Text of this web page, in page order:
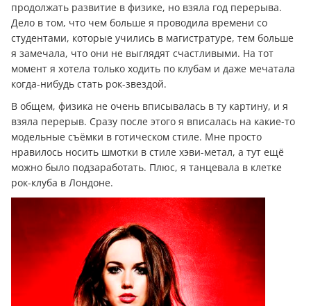
продолжать развитие в физике, но взяла год перерыва.
Дело в том, что чем больше я проводила времени со
студентами, которые учились в магистратуре, тем больше
я замечала, что они не выглядят счастливыми. На тот
момент я хотела только ходить по клубам и даже мечатала
когда-нибудь стать рок-звездой.
В общем, физика не очень вписывалась в ту картину, и я
взяла перерыв. Сразу после этого я вписалась на какие-то
модельные съёмки в готическом стиле. Мне просто
нравилось носить шмотки в стиле хэви-метал, а тут ещё
можно было подзаработать. Плюс, я танцевала в клетке
рок-клуба в Лондоне.